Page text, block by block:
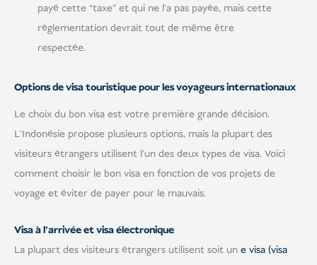
payé cette “taxe” et qui ne l'a pas payée, mais cette
réglementation devrait tout de même être
respectée.
Options de visa touristique pour les voyageurs internationaux
Le choix du bon visa est votre première grande décision.
L'Indonésie propose plusieurs options, mais la plupart des
visiteurs étrangers utilisent l'un des deux types de visa. Voici
comment choisir le bon visa en fonction de vos projets de
voyage et éviter de payer pour le mauvais.
Visa à l'arrivée et visa électronique
La plupart des visiteurs étrangers utilisent soit un e visa (visa